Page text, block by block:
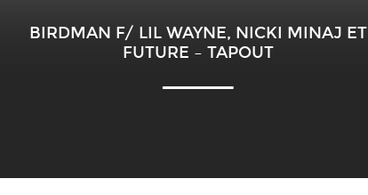
BIRDMAN F/ LIL WAYNE, NICKI MINAJ ET
FUTURE – TAPOUT